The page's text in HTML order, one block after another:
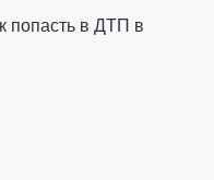
попасть в ДТП в